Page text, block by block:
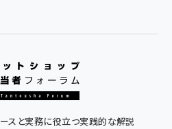
スと実務に役立つ実践的な解説